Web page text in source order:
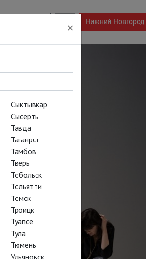
Нижний Новгород
×
Сыктывкар
Сысерть
Тавда
Таганрог
Тамбов
Тверь
Тобольск
Тольятти
Томск
Троицк
Туапсе
Тула
Тюмень
Ульяновск